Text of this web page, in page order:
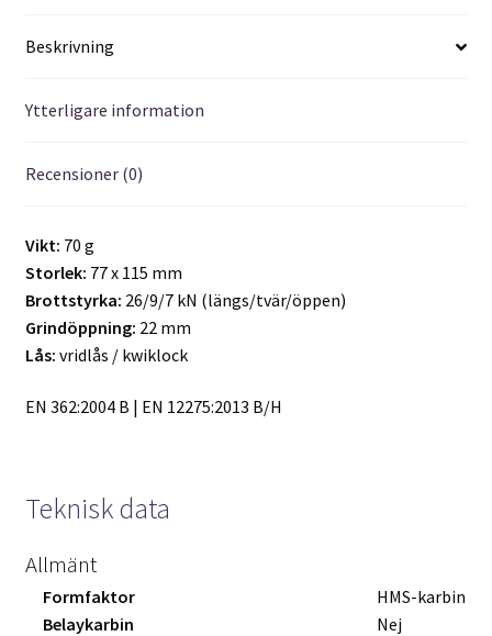
Beskrivning
Ytterligare information
Recensioner (0)
Vikt: 70 g
Storlek: 77 x 115 mm
Brottstyrka: 26/9/7 kN (längs/tvär/öppen)
Grindöppning: 22 mm
Lås: vridlås / kwiklock
EN 362:2004 B | EN 12275:2013 B/H
Teknisk data
Allmänt
Formfaktor
HMS-karbin
Belaykarbin
Nej